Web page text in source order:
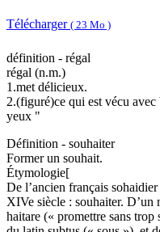
Télécharger ( 23 Mo )
définition - régal
régal (n.m.)
1.met délicieux.
2.(figuré)ce qui est vécu
yeux "
Définition - souhaiter
Former un souhait.
Étymologie[
De l’ancien français
XIVe siècle : souhaiter. D’un
haitare (« promettre sans trop